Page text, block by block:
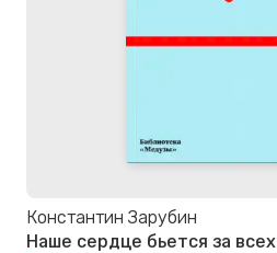
Константин Зарубин
Наше сердце бьется за всех